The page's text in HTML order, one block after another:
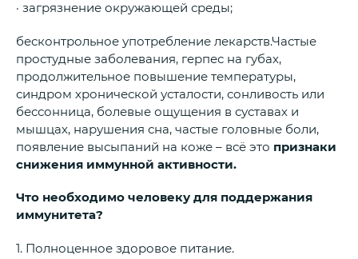
· загрязнение окружающей среды;
бесконтрольное употребление лекарств.Частые
простудные заболевания, герпес на губах,
продолжительное повышение температуры,
синдром хронической усталости, сонливость или
бессонница, болевые ощущения в суставах и
мышцах, нарушения сна, частые головные боли,
появление высыпаний на коже – всё это признаки
снижения иммунной активности.
Что необходимо человеку для поддержания
иммунитета?
1. Полноценное здоровое питание.